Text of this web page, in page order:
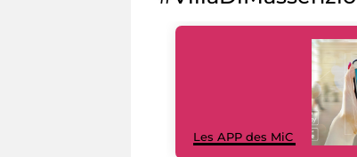
Les APP des MiC